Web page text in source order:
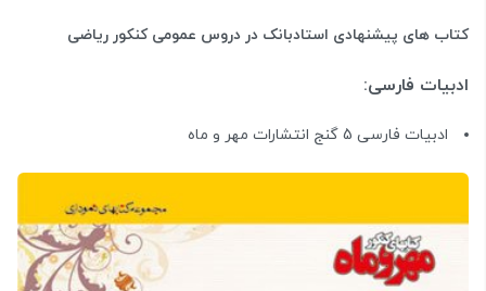
کتاب های پیشنهادی استادبانک در دروس عمومی کنکور ریاضی
ادبیات فارسی:
ادبیات فارسی 5 گنج انتشارات مهر و ماه